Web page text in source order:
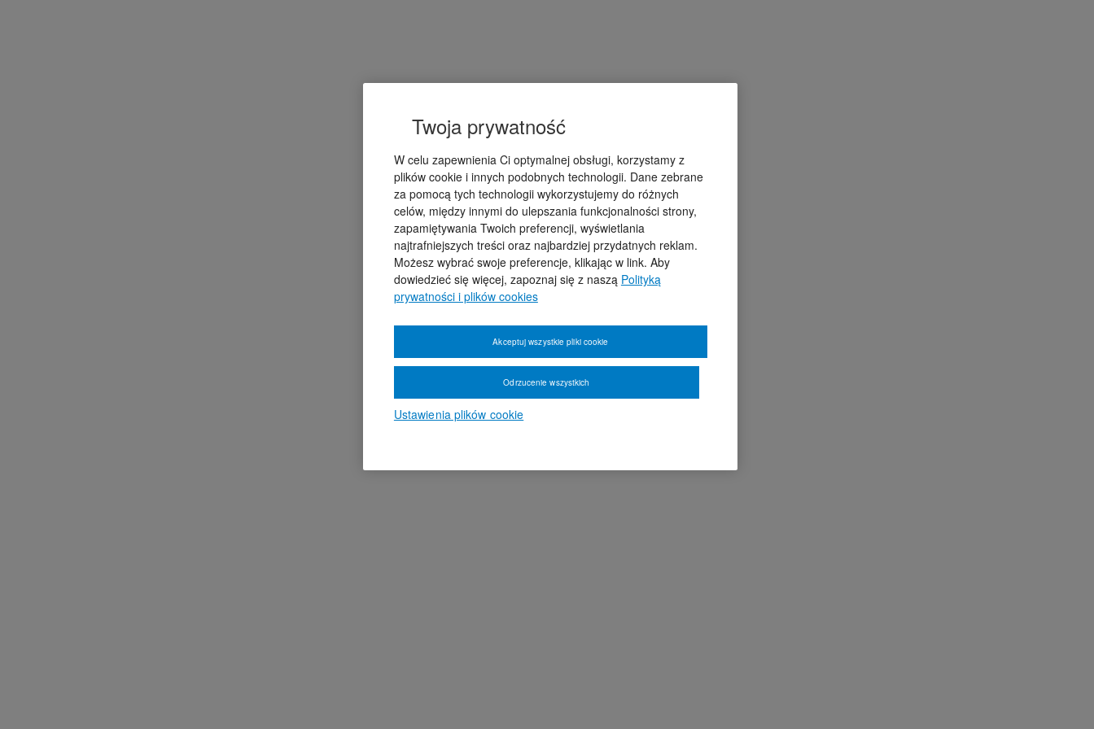
Twoja prywatność
W celu zapewnienia Ci optymalnej obsługi, korzystamy z
plików cookie i innych podobnych technologii. Dane zebrane
za pomocą tych technologii wykorzystujemy do różnych
celów, między innymi do ulepszania funkcjonalności strony,
zapamiętywania Twoich preferencji, wyświetlania
najtrafniejszych treści oraz najbardziej przydatnych reklam.
Możesz wybrać swoje preferencje, klikając w link. Aby
dowiedzieć się więcej, zapoznaj się z naszą Polityką
prywatności i plików cookies
Ustawienia plików cookie
Odrzucenie wszystkich
Akceptuj wszystkie pliki cookie